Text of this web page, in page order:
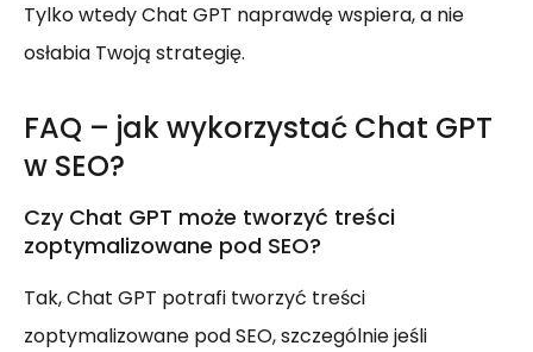
Tylko wtedy Chat GPT naprawdę wspiera, a nie
osłabia Twoją strategię.
FAQ – jak wykorzystać Chat GPT
w SEO?
Czy Chat GPT może tworzyć treści
zoptymalizowane pod SEO?
Tak, Chat GPT potrafi tworzyć treści
zoptymalizowane pod SEO, szczególnie jeśli